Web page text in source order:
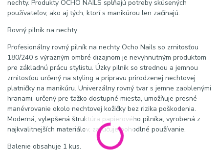
nechty. Produkty OCHO NAILS spĺňajú potreby skúsených
používateľov, ako aj tých, ktorí s manikúrou len začínajú.
Rovný pilník na nechty
Profesionálny rovný pilník na nechty Ocho Nails so zrnitosťou
180/240 s výrazným ombré dizajnom je nevyhnutným produktom
pre základnú prácu stylistu. Úzky pilník so strednou a jemnou
zrnitosťou určený na styling a prípravu prirodzenej nechtovej
platničky na manikúru. Univerzálny rovný tvar s jemne zaoblenými
hranami, určený pre ťažko dostupné miesta, umožňuje presné
manévrovanie okolo nechtovej kožičky bez rizika poškodenia.
Moderná, vylepšená štruktúra papierového pilníka, vyrobená z
najkvalitnejších materiálov, zaručuje pohodlné používanie.
Balenie obsahuje 1 kus.